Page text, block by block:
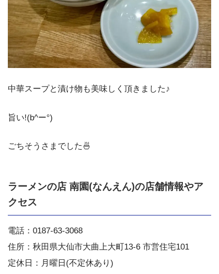
中華スープと漬け物も美味しく頂きました♪
旨い!(b^ー°)
ごちそうさまでした🍜
ラーメンの店 南園(なんえん)の店舗情報やア
クセス
電話：0187-63-3068
住所：秋田県大仙市大曲上大町13-6 市営住宅101
定休日：月曜日(不定休あり)